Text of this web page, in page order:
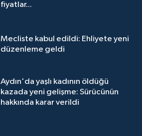
fiyatlar...
Mecliste kabul edildi: Ehliyete yeni
düzenleme geldi
Aydın'da yaşlı kadının öldüğü
kazada yeni gelişme: Sürücünün
hakkında karar verildi